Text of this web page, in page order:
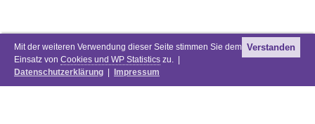
Mit der weiteren Verwendung dieser Seite stimmen Sie dem
Einsatz von Cookies und WP Statistics zu. |
Datenschutzerklärung
Impressum
Verstanden